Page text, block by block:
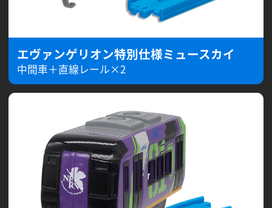
エヴァンゲリオン特別仕様ミュースカイ
中間車＋直線レール×2